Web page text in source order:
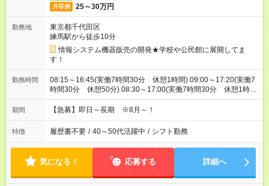
月収例 25～30万円
勤務地
東京都千代田区
練馬駅から徒歩10分
情報システム機器販売の開発★学校や公民館に展開してま
す！
勤務時間
08:15～16:45(実働7時間30分 休憩1時間) 09:00～17:20(実働7
時間30分 休憩50分) 08:30～17:00(実働7時間30分 休憩1時
間) ※訪問先によって30分前後就業時間に変更があります
期間 【急募】即日～長期 ※8月～！
特徴 履歴書不要 / 40～50代活躍中 / シフト勤務
気になる！ 応募する 詳細へ